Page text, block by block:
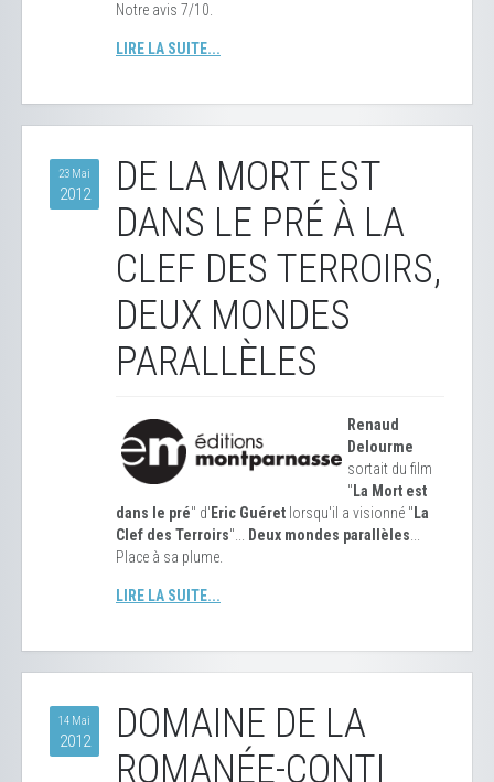
Notre avis 7/10.
LIRE LA SUITE...
23 Mai
2012
DE LA MORT EST
DANS LE PRÉ À LA
CLEF DES TERROIRS,
DEUX MONDES
PARALLÈLES
Renaud
Delourme
sortait du film
" La Mort est
dans le pré" d' Eric Guéret lorsqu'il a visionné " La
Clef des Terroirs"... Deux mondes parallèles
Place à sa plume.
LIRE LA SUITE...
14 Mai
2012
DOMAINE DE LA
ROMANÉE-CONTI